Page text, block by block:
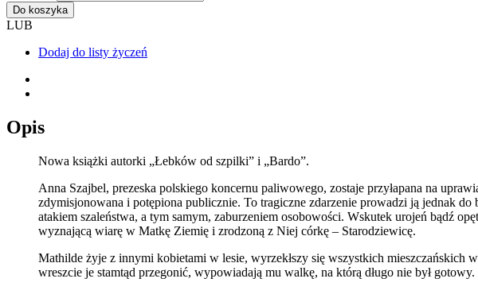
Do koszyka
LUB
Dodaj do listy życzeń
Opis
Nowa książki autorki „Łebków od szpilki” i „Bardo”.
Anna Szajbel, prezeska polskiego koncernu paliwowego, zostaje przyłapana na
zdymisjonowana i potępiona publicznie. To tragiczne zdarzenie prowadzi ją jednak
atakiem szaleństwa, a tym samym, zaburzeniem osobowości. Wskutek urojeń bądź
wyznającą wiarę w Matkę Ziemię i zrodzoną z Niej córkę – Starodziewicę.
Mathilde żyje z innymi kobietami w lesie, wyrzekłszy się wszystkich mieszczańskich
wreszcie je stamtąd przegonić, wypowiadają mu walkę, na którą długo nie był gotowy.